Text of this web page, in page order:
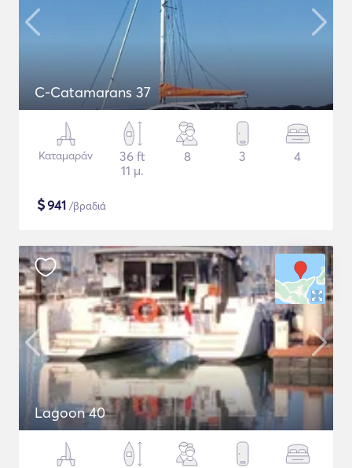
C-Catamarans 37
Καταμαράν
36 ft
11 μ.
8 3 4
$941 /βραδιά
Lagoon 40